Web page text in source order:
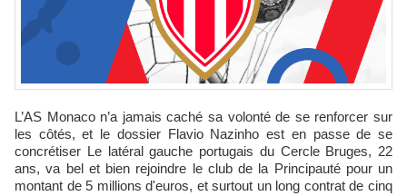
L’AS Monaco n’a jamais caché sa volonté de se renforcer sur
les côtés, et le dossier Flavio Nazinho est en passe de se
concrétiser Le latéral gauche portugais du Cercle Bruges, 22
ans, va bel et bien rejoindre le club de la Principauté pour un
montant de 5 millions d'euros, et surtout un long contrat de cinq